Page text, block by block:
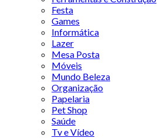
Festa
Games
Informática
Lazer
Mesa Posta
Móveis
Mundo Beleza
Organização
Papelaria
Pet Shop
Saúde
Tv e Vídeo